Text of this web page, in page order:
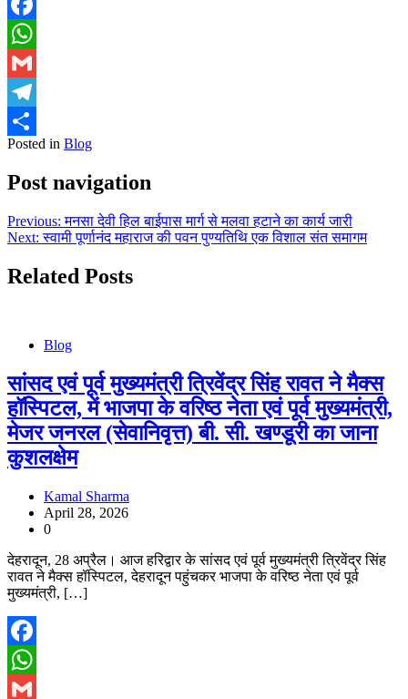
Facebook
WhatsApp
Gmail
Telegram
Share
Posted in Blog
Post navigation
Previous: मनसा देवी हिल बाईपास मार्ग से मलवा हटाने का कार्य जारी
Next: स्वामी पूर्णानंद महाराज की पवन पुण्यतिथि एक विशाल संत समागम
Related Posts
Blog
सांसद एवं पूर्व मुख्यमंत्री त्रिवेंद्र सिंह रावत ने मैक्स
हॉस्पिटल, में भाजपा के वरिष्ठ नेता एवं पूर्व मुख्यमंत्री,
मेजर जनरल (सेवानिवृत्त) बी. सी. खण्डूरी का जाना
कुशलक्षेम
Kamal Sharma
April 28, 2026
0
देहरादून, 28 अप्रैल। आज हरिद्वार के सांसद एवं पूर्व मुख्यमंत्री त्रिवेंद्र सिंह
रावत ने मैक्स हॉस्पिटल, देहरादून पहुंचकर भाजपा के वरिष्ठ नेता एवं पूर्व
मुख्यमंत्री, […]
Facebook
WhatsApp